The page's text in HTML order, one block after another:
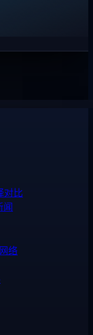
对比
闻
络